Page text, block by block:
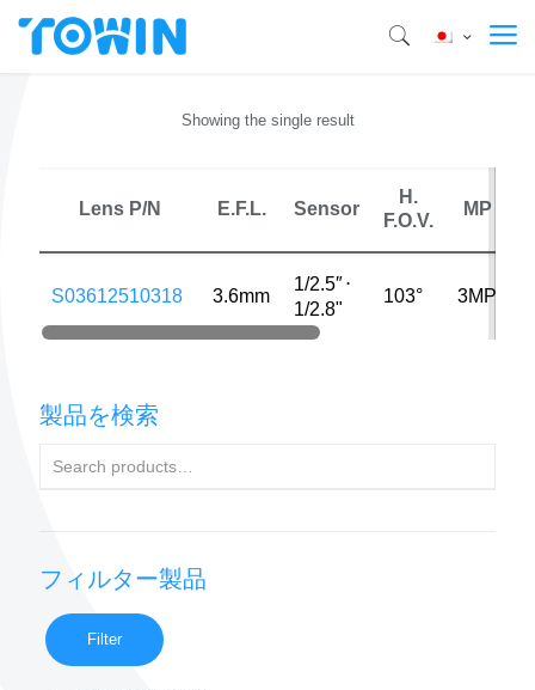
Showing the single result
Lens P/N E.F.L. Sensor
H.
F.O.V.
MP
S03612510318 3.6mm
1/2.5″⋅
1/2.8"
103° 3MP
製品を検索
フィルター製品
Filter